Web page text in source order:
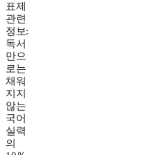
표제
관련
정보:
독서
만으
로는
채워
지지
않는
국어
실력
의